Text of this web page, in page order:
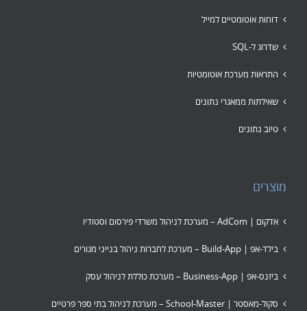
דוחות אוטומטיים למייל
שדרוג ל-SQL
התראות מערכת אוטומטיות
שאילתות ממאגרי נתונים
טיוב נתונים
מוצרים
אדקום | AdCom – מערכת לניהול משרדי פירסום וסטודיו
בילד-אפ | Build-App – מערכת לחברות ניהול בנייני מגורים
ביזנס-אפ | Business-App – מערכת כוללת לניהול עסק
סקול-מאסטר | School-Master – מערכת לניהול בתי ספר פרטיים